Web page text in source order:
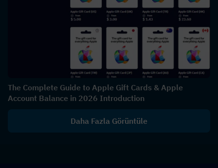
The Complete Guide to Apple Gift Cards & Apple
Account Balance in 2026 Introduction
Daha Fazla Görüntüle